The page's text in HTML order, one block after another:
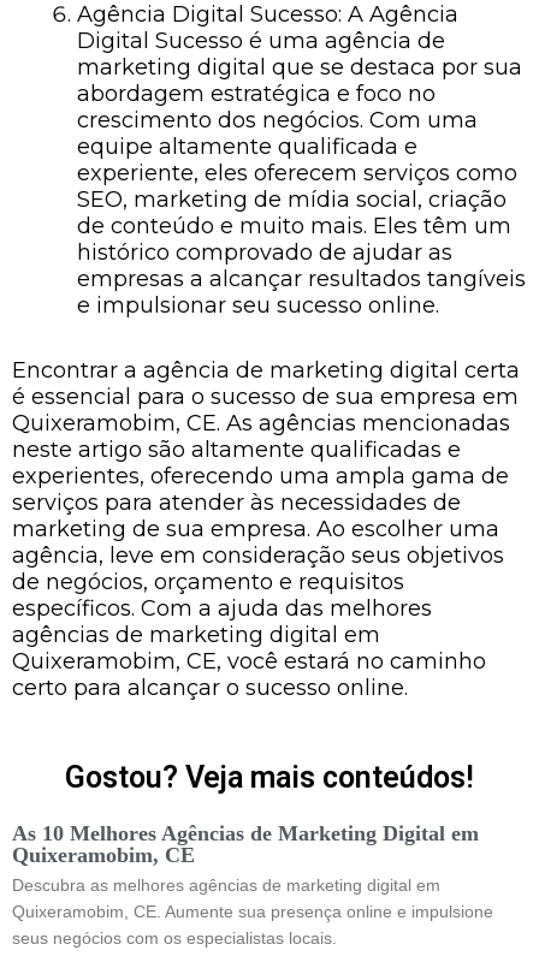
Agência Digital Sucesso: A Agência
Digital Sucesso é uma agência de
marketing digital que se destaca por sua
abordagem estratégica e foco no
crescimento dos negócios. Com uma
equipe altamente qualificada e
experiente, eles oferecem serviços como
SEO, marketing de mídia social, criação
de conteúdo e muito mais. Eles têm um
histórico comprovado de ajudar as
empresas a alcançar resultados tangíveis
e impulsionar seu sucesso online.
Encontrar a agência de marketing digital certa
é essencial para o sucesso de sua empresa em
Quixeramobim, CE. As agências mencionadas
neste artigo são altamente qualificadas e
experientes, oferecendo uma ampla gama de
serviços para atender às necessidades de
marketing de sua empresa. Ao escolher uma
agência, leve em consideração seus objetivos
de negócios, orçamento e requisitos
específicos. Com a ajuda das melhores
agências de marketing digital em
Quixeramobim, CE, você estará no caminho
certo para alcançar o sucesso online.
Gostou? Veja mais conteúdos!
As 10 Melhores Agências de Marketing Digital em
Quixeramobim, CE
Descubra as melhores agências de marketing digital em
Quixeramobim, CE. Aumente sua presença online e impulsione
seus negócios com os especialistas locais.